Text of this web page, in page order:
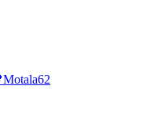
Motala62